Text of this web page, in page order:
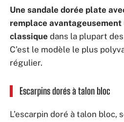
Une sandale dorée plate
remplace avantageusement
classique dans la plupart
C’est le modèle le plus
régulier.
Escarpins dorés à talon bloc
L’escarpin doré à talon bloc,